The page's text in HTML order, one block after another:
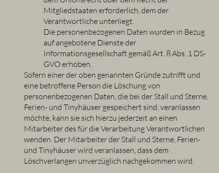
Mitgliedstaaten erforderlich, dem der
Verantwortliche unterliegt.
Die personenbezogenen Daten wurden in Bezug
auf angebotene Dienste der
Informationsgesellschaft gemäß Art. 8 Abs. 1 DS-
GVO erhoben.
Sofern einer der oben genannten Gründe zutrifft und
eine betroffene Person die Löschung von
personenbezogenen Daten, die bei der Stall und Sterne,
Ferien- und Tinyhäuser gespeichert sind, veranlassen
möchte, kann sie sich hierzu jederzeit an einen
Mitarbeiter des für die Verarbeitung Verantwortlichen
wenden. Der Mitarbeiter der Stall und Sterne, Ferien-
und Tinyhäuser wird veranlassen, dass dem
Löschverlangen unverzüglich nachgekommen wird.